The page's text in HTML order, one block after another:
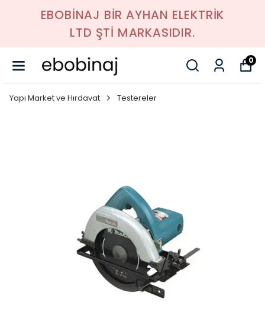
EBOBİNAJ BİR AYHAN ELEKTRİK
LTD ŞTİ MARKASIDIR.
0
Yapı Market ve Hırdavat Testereler